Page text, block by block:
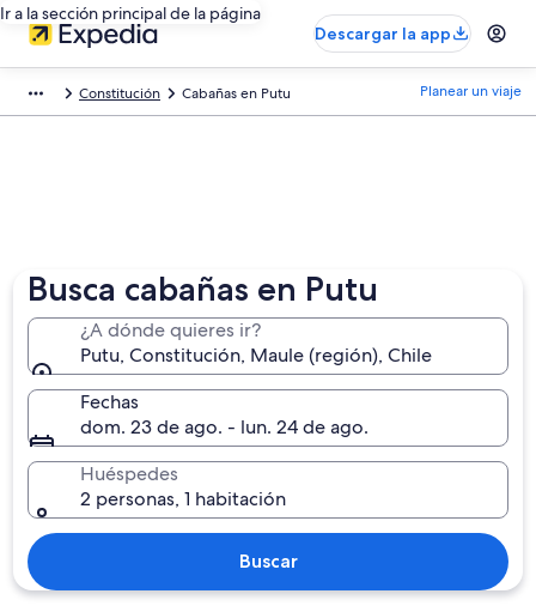
Ir a la sección principal de la página
Descargar la app
Constitución Cabañas en Putu Planear un viaje
Busca cabañas en Putu
¿A dónde quieres ir?
Putu, Constitución, Maule (región), Chile
Fechas
dom. 23 de ago. - lun. 24 de ago.
Huéspedes
2 personas, 1 habitación
Buscar